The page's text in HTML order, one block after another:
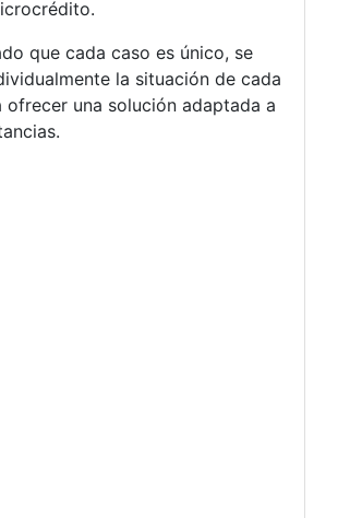
que cada caso es único, se
la situación de cada
ofrecer una solución adaptada a